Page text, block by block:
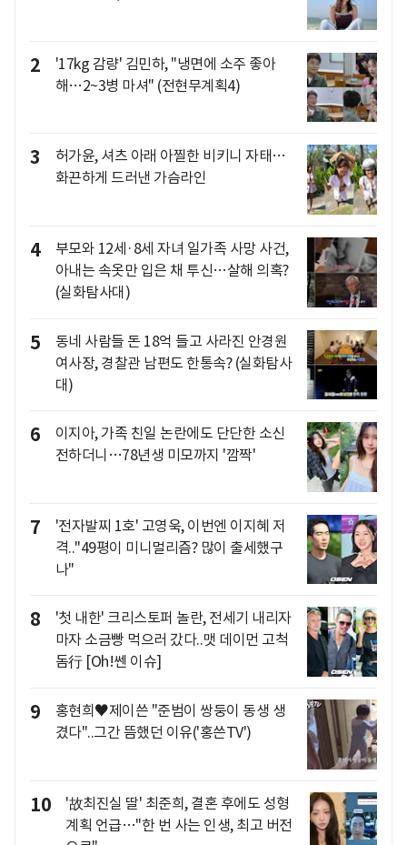
2
'17kg 감량' 김민하, "냉면에 소주 좋아
해…2~3병 마셔" (전현무계획4)
3
허가윤, 셔츠 아래 아찔한 비키니 자태…
화끈하게 드러낸 가슴라인
4
부모와 12세·8세 자녀 일가족 사망 사건,
아내는 속옷만 입은 채 투신…살해 의혹?
(실화탐사대)
5
동네 사람들 돈 18억 들고 사라진 안경원
여사장, 경찰관 남편도 한통속? (실화탐사
대)
6
이지아, 가족 친일 논란에도 단단한 소신
전하더니…78년생 미모까지 '깜짝'
7
'전자발찌 1호' 고영욱, 이번엔 이지혜 저
격.."49평이 미니멀리즘? 많이 출세했구
나"
8
'첫 내한' 크리스토퍼 놀란, 전세기 내리자
마자 소금빵 먹으러 갔다..맷 데이먼 고척
돔行 [Oh!쎈 이슈]
9
홍현희♥제이쓴 "준범이 쌍둥이 동생 생
겼다"..그간 뜸했던 이유('홍쓴TV')
10
'故최진실 딸' 최준희, 결혼 후에도 성형
계획 언급…"한 번 사는 인생, 최고 버전